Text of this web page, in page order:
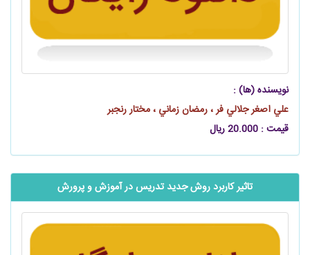
نویسنده (ها) :
علي اصغر جلالي‌ فر ، رمضان زماني ، مختار رنجبر
قیمت : 20.000 ریال
تاثیر کاربرد روش جدید تدریس در آموزش و پرورش